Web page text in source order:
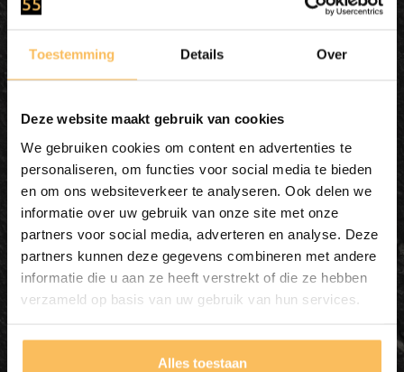
Toestemming Details Over
Deze website maakt gebruik van cookies
We gebruiken cookies om content en advertenties te
personaliseren, om functies voor social media te bieden
en om ons websiteverkeer te analyseren. Ook delen we
informatie over uw gebruik van onze site met onze
partners voor social media, adverteren en analyse. Deze
partners kunnen deze gegevens combineren met andere
informatie die u aan ze heeft verstrekt of die ze hebben
verzameld op basis van uw gebruik van hun services.
Alles toestaan
Waskom natuursteen
FL20813 - 55x44x15cm